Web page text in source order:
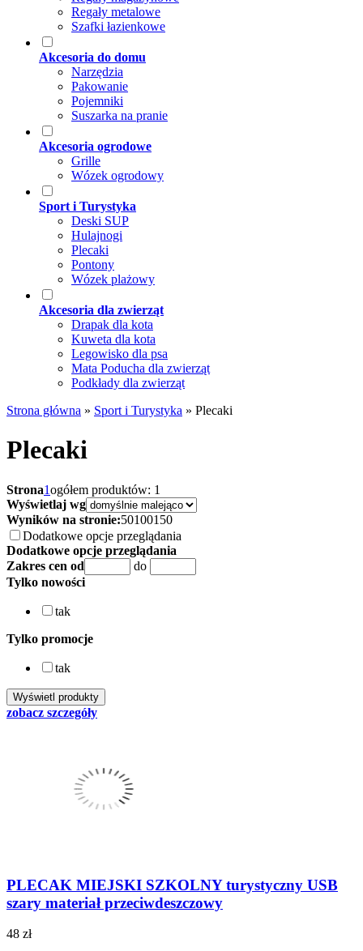
Regały metalowe
Szafki łazienkowe
Akcesoria do domu
Narzędzia
Pakowanie
Pojemniki
Suszarka na pranie
Akcesoria ogrodowe
Grille
Wózek ogrodowy
Sport i Turystyka
Deski SUP
Hulajnogi
Plecaki
Pontony
Wózek plażowy
Akcesoria dla zwierząt
Drapak dla kota
Kuweta dla kota
Legowisko dla psa
Mata Poducha dla zwierząt
Podkłady dla zwierząt
Strona główna » Sport i Turystyka » Plecaki
Plecaki
Strona1ogółem produktów: 1
Wyświetlaj wg
Wyników na stronie:50100150
Dodatkowe opcje przeglądania
Dodatkowe opcje przeglądania
Zakres cen od
do
Tylko nowości
tak
Tylko promocje
tak
zobacz szczegóły
PLECAK MIEJSKI SZKOLNY turystyczny USB
szary materiał przeciwdeszczowy
48 zł